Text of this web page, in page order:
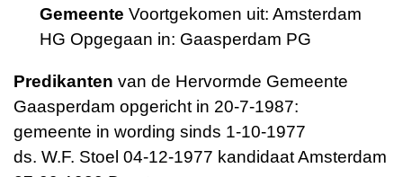
Gemeente Voortgekomen uit: Amsterdam
HG Opgegaan in: Gaasperdam PG
Predikanten van de Hervormde Gemeente
Gaasperdam opgericht in 20-7-1987:
gemeente in wording sinds 1-10-1977
ds. W.F. Stoel 04-12-1977 kandidaat Amsterdam